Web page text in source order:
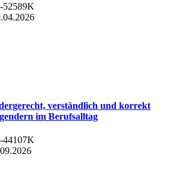
52589K
verständlich und korrekt
im Berufsalltag
44107K